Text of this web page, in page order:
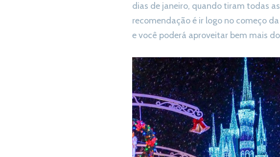
dias de janeiro, quando tiram todas
recomendação é ir logo no começo
e você poderá aproveitar bem mais